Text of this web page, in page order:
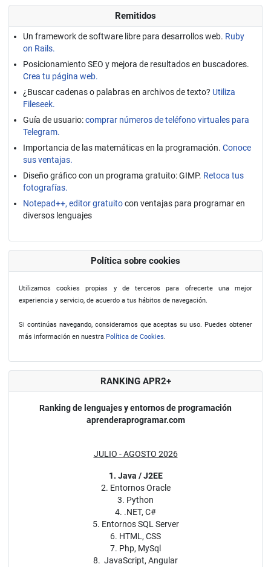
Remitidos
Un framework de software libre para desarrollos web. Ruby
on Rails.
Posicionamiento SEO y mejora de resultados en buscadores.
Crea tu página web.
¿Buscar cadenas o palabras en archivos de texto? Utiliza
Fileseek.
Guía de usuario:comprar números de teléfono virtuales para
Telegram.
Importancia de las matemáticas en la programación. Conoce
sus ventajas.
Diseño gráfico con un programa gratuito: GIMP. Retoca tus
fotografías.
Notepad++, editor gratuitocon ventajas para programar en
diversos lenguajes
Política sobre cookies
Utilizamos cookies propias y de terceros para ofrecerte una mejor
experiencia y servicio, de acuerdo a tus hábitos de navegación.
Si continúas navegando, consideramos que aceptas su uso. Puedes obtener
más información en nuestra Política de Cookies.
RANKING APR2+
Ranking de lenguajes y entornos de programación
aprenderaprogramar.com
JULIO - AGOSTO 2026
1. Java / J2EE
2. Entornos Oracle
3. Python
4. .NET, C#
5. Entornos SQL Server
6. HTML, CSS
7. Php, MySql
8. JavaScript, Angular